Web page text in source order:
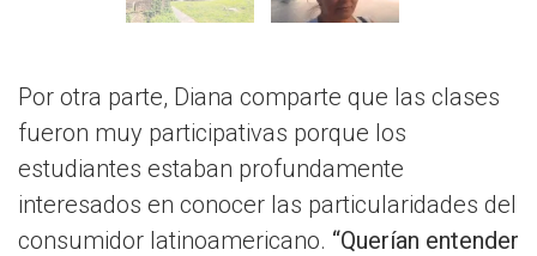
Por otra parte, Diana comparte que las clases
fueron muy participativas porque los
estudiantes estaban profundamente
interesados en conocer las particularidades del
consumidor latinoamericano. “Querían entender